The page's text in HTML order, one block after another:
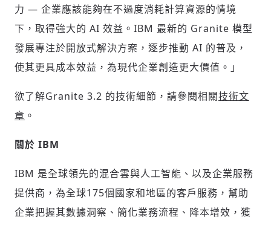
力 — 企業應該能夠在不過度消耗計算資源的情境
下，取得強大的 AI 效益。IBM 最新的 Granite 模型
發展專注於開放式解決方案，逐步推動 AI 的普及，
使其更具成本效益，為現代企業創造更大價值。」
欲了解Granite 3.2 的技術細節，請參閱相關技術文
章 。
關於 IBM
IBM 是全球領先的混合雲與人工智能、以及企業服務
提供商，為全球175個國家和地區的客戶服務，幫助
企業把握其數據洞察、簡化業務流程、降本增效，獲